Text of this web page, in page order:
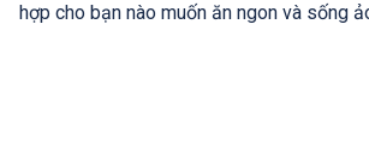
hợp cho bạn nào muốn ăn ngon và sống